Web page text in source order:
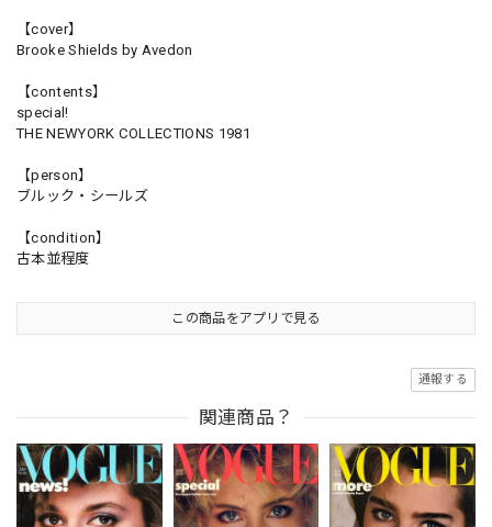
【cover】
Brooke Shields by Avedon
【contents】
special!
THE NEWYORK COLLECTIONS 1981
【person】
ブルック・シールズ
【condition】
古本並程度
この商品をアプリで見る
通報する
関連商品？